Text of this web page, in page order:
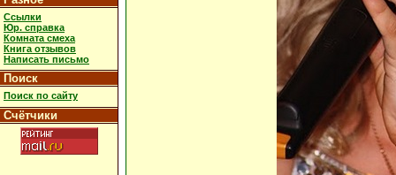
Ссылки
Юр. справка
Комната смеха
Книга отзывов
Написать письмо
Поиск
Поиск по сайту
Счётчики